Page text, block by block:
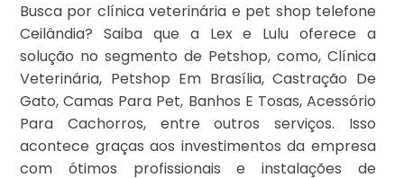
Busca por clínica veterinária e pet shop telefone
Ceilândia? Saiba que a Lex e Lulu oferece a
solução no segmento de Petshop, como, Clínica
Veterinária, Petshop Em Brasília, Castração De
Gato, Camas Para Pet, Banhos E Tosas, Acessório
Para Cachorros, entre outros serviços. Isso
acontece graças aos investimentos da empresa
com ótimos profissionais e instalações de